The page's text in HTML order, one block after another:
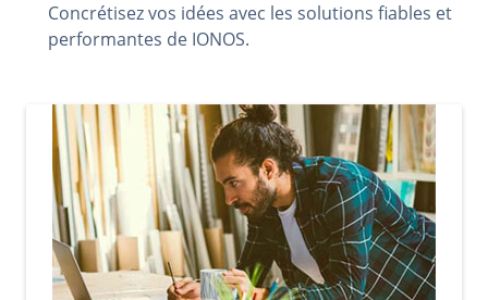
Concrétisez vos idées avec les solutions fiables et
performantes de IONOS.